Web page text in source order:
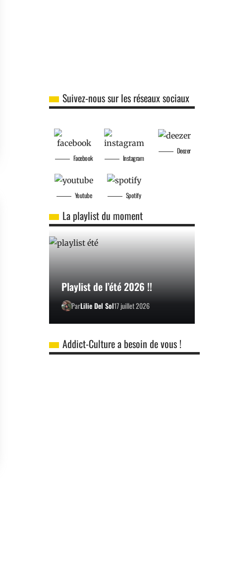
Suivez-nous sur les réseaux sociaux
Facebook
Youtube
Instagram
Spotify
Deezer
La playlist du moment
Playlist de l’été 2026 !!
ParLilie Del Sol17 juillet 2026
Addict-Culture a besoin de vous !